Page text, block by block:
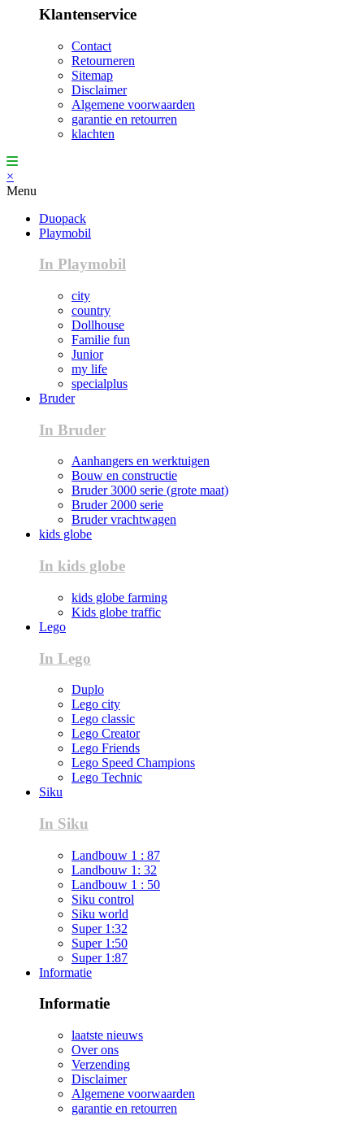
Klantenservice
Contact
Retourneren
Sitemap
Disclaimer
Algemene voorwaarden
garantie en retourren
klachten
×
Menu
Duopack
Playmobil
In Playmobil
city
country
Dollhouse
Familie fun
Junior
my life
specialplus
Bruder
In Bruder
Aanhangers en werktuigen
Bouw en constructie
Bruder 3000 serie (grote maat)
Bruder 2000 serie
Bruder vrachtwagen
kids globe
In kids globe
kids globe farming
Kids globe traffic
Lego
In Lego
Duplo
Lego city
Lego classic
Lego Creator
Lego Friends
Lego Speed Champions
Lego Technic
Siku
In Siku
Landbouw 1 : 87
Landbouw 1: 32
Landbouw 1 : 50
Siku control
Siku world
Super 1:32
Super 1:50
Super 1:87
Informatie
Informatie
laatste nieuws
Over ons
Verzending
Disclaimer
Algemene voorwaarden
garantie en retourren